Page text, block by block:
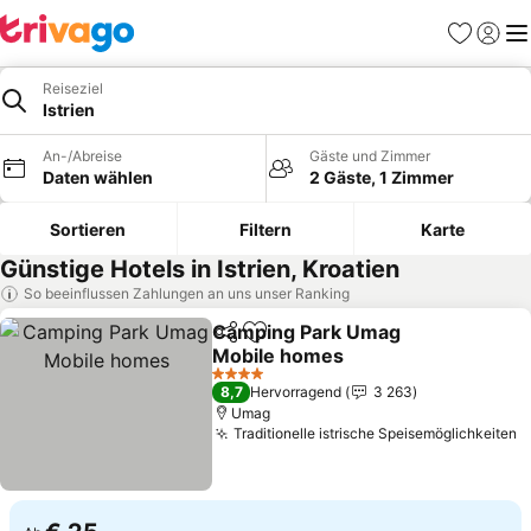
Favoriten
Reiseziel
Istrien
An-/Abreise
Daten wählen
Gäste und Zimmer
2 Gäste, 1 Zimmer
Sortieren Filtern Karte
Günstige Hotels in Istrien, Kroatien
So beeinflussen Zahlungen an uns unser Ranking
TeilenZu Favoriten hinzufügen
Camping Park Umag
Mobile homes
Preise sehen
4 Sterne
8,7 Hervorragend
3 263
Umag
Traditionelle istrische Speisemöglichkeiten